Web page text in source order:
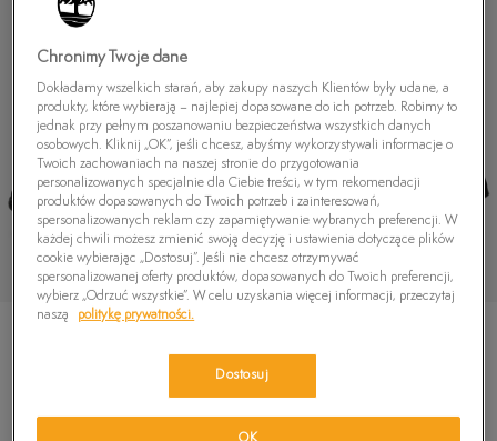
TIMBERLAND BROOKLYN FABRIC OXFORD
Chronimy Twoje dane
Dokładamy wszelkich starań, aby zakupy naszych Klientów były udane, a
produkty, które wybierają – najlepiej dopasowane do ich potrzeb. Robimy to
jednak przy pełnym poszanowaniu bezpieczeństwa wszystkich danych
osobowych. Kliknij „OK”, jeśli chcesz, abyśmy wykorzystywali informacje o
Twoich zachowaniach na naszej stronie do przygotowania
personalizowanych specjalnie dla Ciebie treści, w tym rekomendacji
produktów dopasowanych do Twoich potrzeb i zainteresowań,
spersonalizowanych reklam czy zapamiętywanie wybranych preferencji. W
każdej chwili możesz zmienić swoją decyzję i ustawienia dotyczące plików
cookie wybierając „Dostosuj”. Jeśli nie chcesz otrzymywać
spersonalizowanej oferty produktów, dopasowanych do Twoich preferencji,
wybierz „Odrzuć wszystkie”. W celu uzyskania więcej informacji, przeczytaj
naszą
politykę prywatności.
Dostosuj